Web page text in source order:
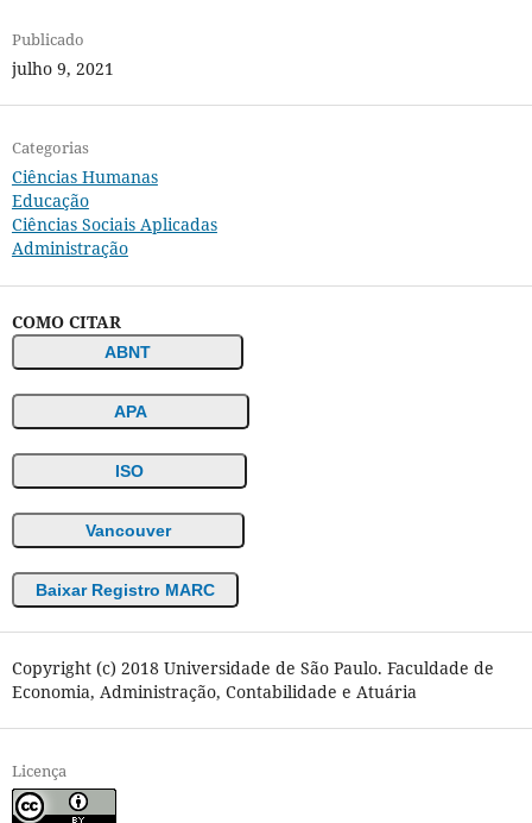
Publicado
julho 9, 2021
Categorias
Ciências Humanas
Educação
Ciências Sociais Aplicadas
Administração
COMO CITAR
ABNT
APA
ISO
Vancouver
Baixar Registro MARC
Copyright (c) 2018 Universidade de São Paulo. Faculdade de
Economia, Administração, Contabilidade e Atuária
Licença